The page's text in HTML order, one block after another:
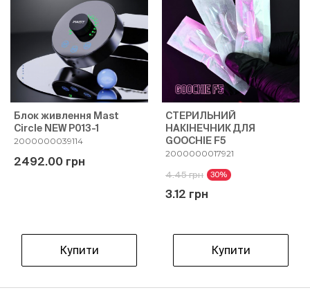
Блок живлення Mast
Circle NEW P013-1
2000000039114
2492.00 грн
Купити
СТЕРИЛЬНИЙ
НАКІНЕЧНИК ДЛЯ
GOOCHIE F5
2000000017921
4.45 грн 30%
3.12 грн
Купити